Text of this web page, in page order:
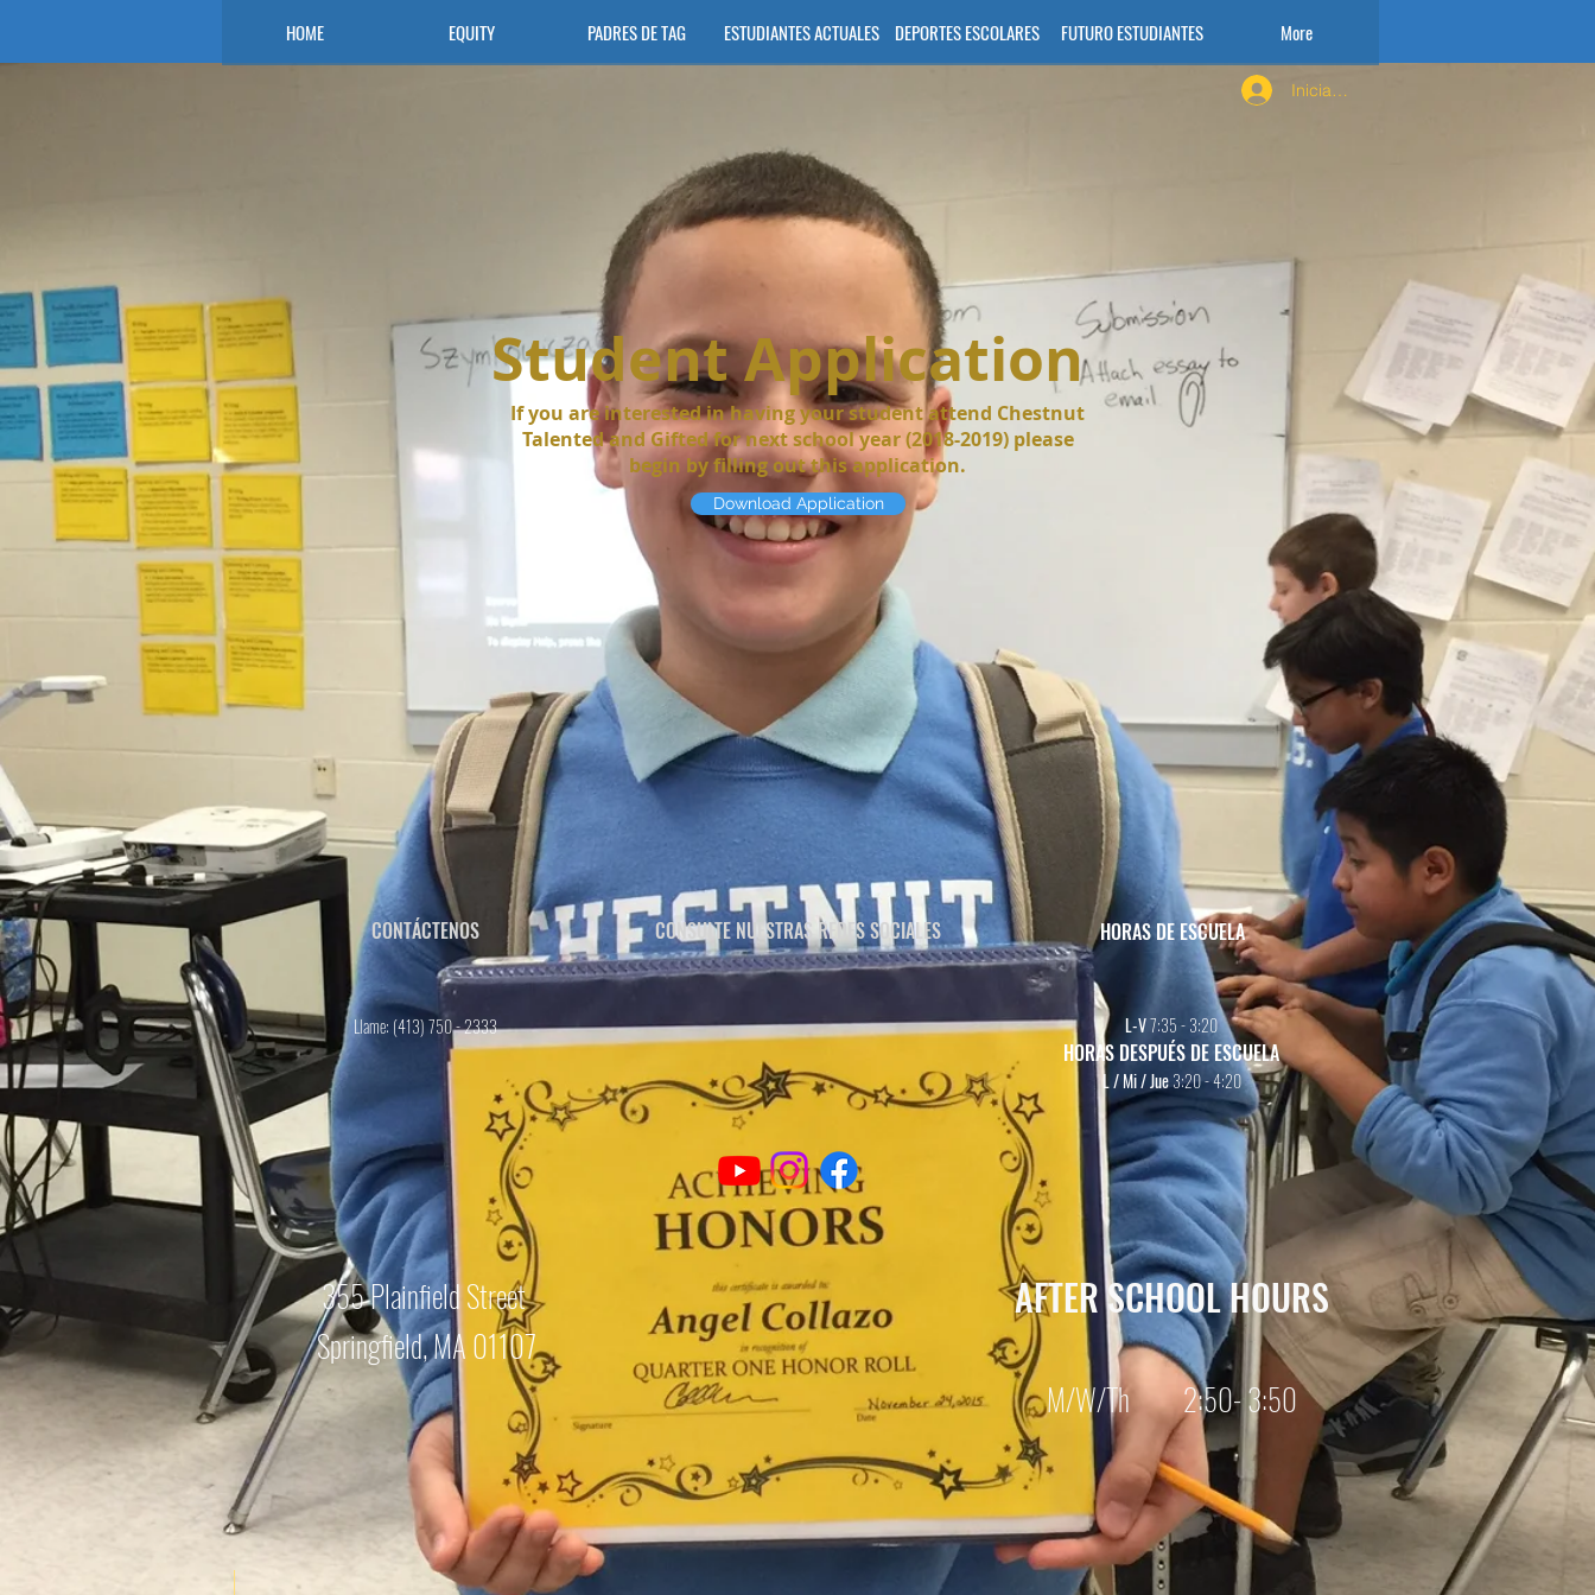
HOME EQUITY PADRES DE TAG ESTUDIANTES ACTUALES DEPORTES ESCOLARES FUTURO ESTUDIANTES More
Iniciar sesión
Student Application
If you are interested in having your student attend Chestnut
Talented and Gifted for next school year (2018-2019) please
begin by filling out this application.
Download Application
CONTÁCTENOS CONSULTE NUESTRAS REDES SOCIALES
Llame: (413) 750 - 2333
HORAS DE ESCUELA
L-V7:35 - 3:20
HORAS DESPUÉS DE ESCUELA
L / Mi / Jue3:20 - 4:20
355 Plainfield Street
Springfield, MA 01107
AFTER SCHOOL HOURS
M/W/Th 2:50- 3:50